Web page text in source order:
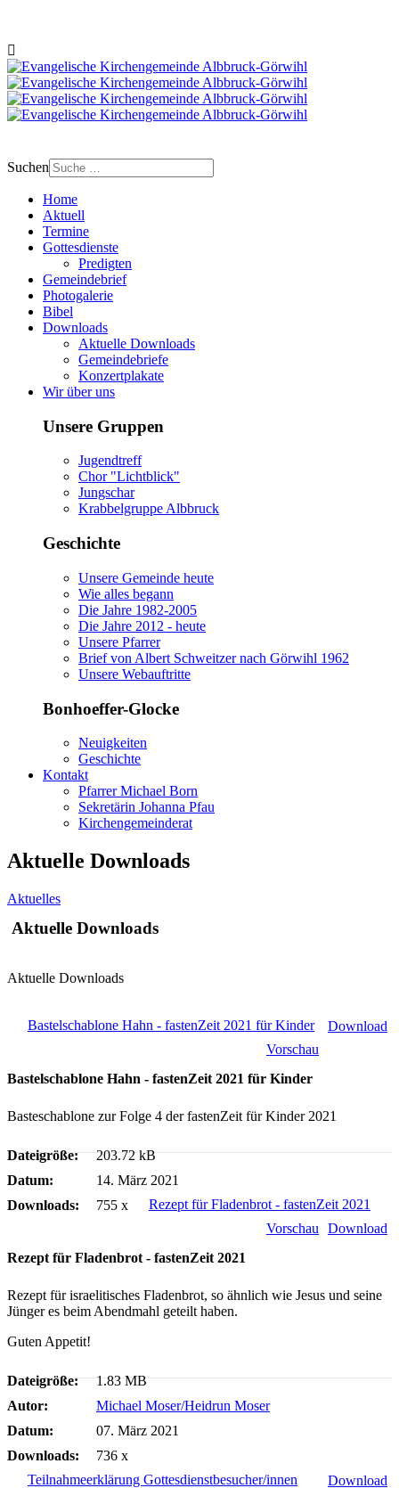
Suchen
Home
Aktuell
Termine
Gottesdienste
Predigten
Gemeindebrief
Photogalerie
Bibel
Downloads
Aktuelle Downloads
Gemeindebriefe
Konzertplakate
Wir über uns
Unsere Gruppen
Jugendtreff
Chor "Lichtblick"
Jungschar
Krabbelgruppe Albbruck
Geschichte
Unsere Gemeinde heute
Wie alles begann
Die Jahre 1982-2005
Die Jahre 2012 - heute
Unsere Pfarrer
Brief von Albert Schweitzer nach Görwihl 1962
Unsere Webauftritte
Bonhoeffer-Glocke
Neuigkeiten
Geschichte
Kontakt
Pfarrer Michael Born
Sekretärin Johanna Pfau
Kirchengemeinderat
Aktuelle Downloads
Aktuelles
Aktuelle Downloads
Aktuelle Downloads
Bastelschablone Hahn - fastenZeit 2021 für Kinder
Download
Vorschau
Bastelschablone Hahn - fastenZeit 2021 für Kinder
Basteschablone zur Folge 4 der fastenZeit für Kinder 2021
Dateigröße:
203.72 kB
Datum:
14. März 2021
Downloads:
755 x
Rezept für Fladenbrot - fastenZeit 2021
Download
Vorschau
Rezept für Fladenbrot - fastenZeit 2021
Rezept für israelitisches Fladenbrot, so ähnlich wie Jesus und seine
Jünger es beim Abendmahl geteilt haben.
Guten Appetit!
Dateigröße:
1.83 MB
Autor:
Michael Moser/Heidrun Moser
Datum:
07. März 2021
Downloads:
736 x
Teilnahmeerklärung Gottesdienstbesucher/innen
Download